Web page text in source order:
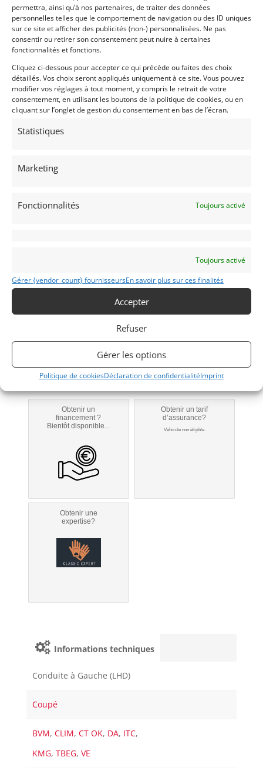
permettra, ainsi qu’à nos partenaires, de traiter des données
personnelles telles que le comportement de navigation ou des ID uniques
sur ce site et afficher des publicités (non-) personnalisées. Ne pas
consentir ou retirer son consentement peut nuire à certaines
fonctionnalités et fonctions.
Cliquez ci-dessous pour accepter ce qui précède ou faites des choix
détaillés. Vos choix seront appliqués uniquement à ce site. Vous pouvez
modifier vos réglages à tout moment, y compris le retrait de votre
consentement, en utilisant les boutons de la politique de cookies, ou en
cliquant sur l’onglet de gestion du consentement en bas de l’écran.
Statistiques
Marketing
Fonctionnalités Toujours activé
Toujours activé
Gérer {vendor_count} fournisseursEn savoir plus sur ces finalités
Accepter
Refuser
Gérer les options
Politique de cookiesDéclaration de confidentialitéImprint
Partager cette annonce
Voir les 9 annonces de
Voitures de collection
1969
Modifier mon annonce
Obtenir un
financement ?
Bientôt disponible...
Obtenir un tarif
d’assurance?
Véhicule non éligible.
Obtenir une
expertise?
Informations techniques
Conduite à Gauche (LHD)
Coupé
BVM,CLIM,CT OK, DA, ITC,
KMG,TBEG,VE